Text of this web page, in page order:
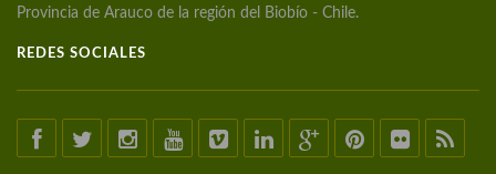
Provincia de Arauco de la región del Biobío - Chile.
REDES SOCIALES